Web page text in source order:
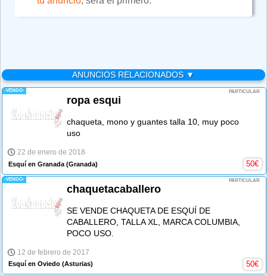
ANUNCIOS RELACIONADOS ▼
-VENDO- PARTICULAR
ropa esqui
chaqueta, mono y guantes talla 10, muy poco
uso
22 de enero de 2018
Esquí en Granada (Granada) 50€
-VENDO- PARTICULAR
chaquetacaballero
SE VENDE CHAQUETA DE ESQUÍ DE
CABALLERO, TALLA XL, MARCA COLUMBIA,
POCO USO.
12 de febrero de 2017
Esquí en Oviedo (Asturias) 50€